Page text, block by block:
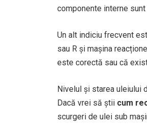
componente interne
Un alt indiciu frecvent
sau R și mașina
este corectă sau că
Nivelul și starea uleiului
Dacă vrei să știi cum
scurgeri de ulei sub